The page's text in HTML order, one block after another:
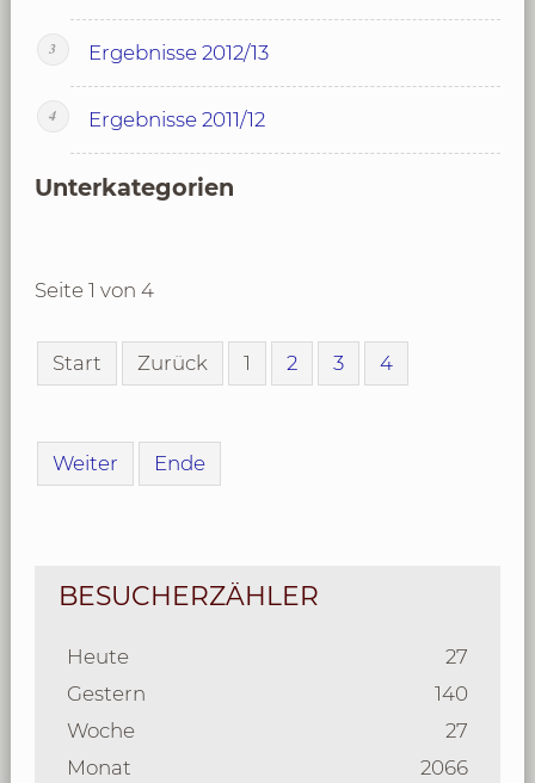
Ergebnisse 2012/13
Ergebnisse 2011/12
Unterkategorien
Seite 1 von 4
Start Zurück 1 2 3 4
Weiter Ende
BESUCHERZÄHLER
Heute
27
Gestern
140
Woche
27
Monat
2066